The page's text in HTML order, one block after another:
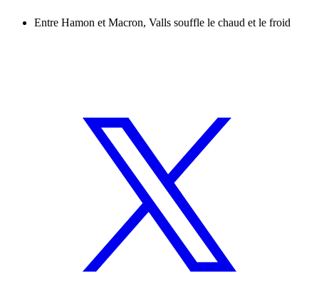
Entre Hamon et Macron, Valls souffle le chaud et le froid